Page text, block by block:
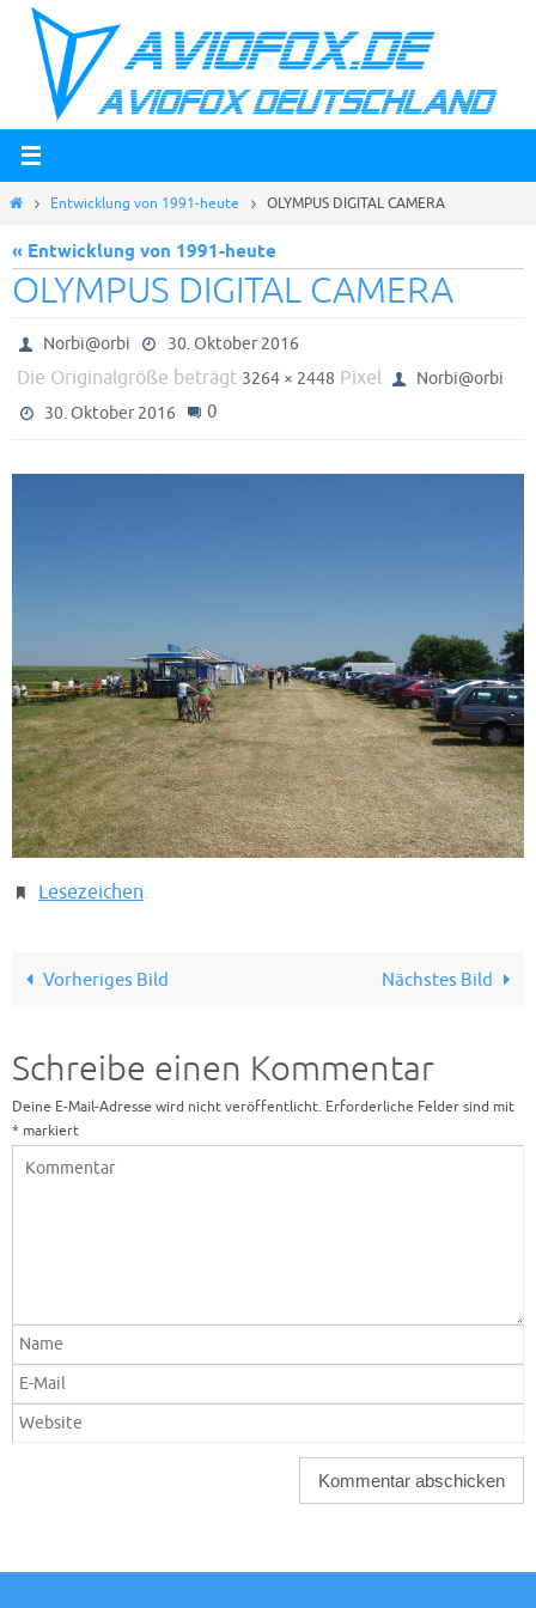
Zum
Inhalt
springen
StartEntwicklung von 1991-heute OLYMPUS DIGITAL CAMERA
« Entwicklung von 1991-heute
OLYMPUS DIGITAL CAMERA
Norbi@orbi 30. Oktober 2016
Die Originalgröße beträgt 3264 × 2448 Pixel
Norbi@orbi
30. Oktober 2016
0
Lesezeichen.
Vorheriges Bild Nächstes Bild
Schreibe einen Kommentar
Deine E-Mail-Adresse wird nicht veröffentlicht. Erforderliche Felder sind mit
* markiert